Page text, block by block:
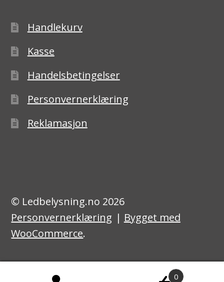
Handlekurv
Kasse
Handelsbetingelser
Personvernerklæring
Reklamasjon
© Ledbelysning.no 2026
Personvernerklæring
Bygget med
WooCommerce.
0